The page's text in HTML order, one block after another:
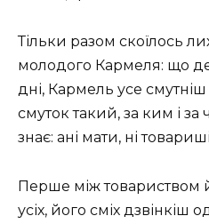
Тільки разом скоїлось
молодого Кармеля: що
дні, Кармель усе смутніш
смуток такий, за ким і за
знає: ані мати, ні
Перше між товариством
усіх, його сміх дзвінкіш